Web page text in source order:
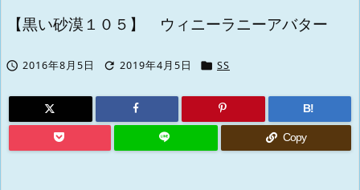
【黒い砂漠１０５】 ウィニーラニーアバター
 2016年8月5日  2019年4月5日  SS
B!
Copy